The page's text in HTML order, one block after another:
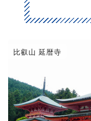
比叡山 延暦寺